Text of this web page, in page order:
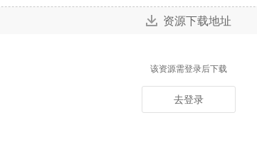
资源下载地址
该资源需登录后下载
去登录